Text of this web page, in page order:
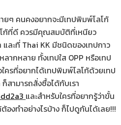
ยๆ คนคงอยากจะมีเทปพิมพ์โลโก้
ก้ที่ดี ควรมีคุณสมบัติที่เหนียว
ละที่ Thai KK มีชนิดของเทปกาว
ากหลาย ทั้งเทปใส OPP หรือเทป
ครที่อยากได้เทปพิมพ์โลโก้ด้วยเทป
สามารถสั่งซื้อได้กับเรา
และสำหรับใครที่อยากรู้ว่าขั้น
งทำอย่างไรบ้าง ก็ไปดูกันได้เลย!!!